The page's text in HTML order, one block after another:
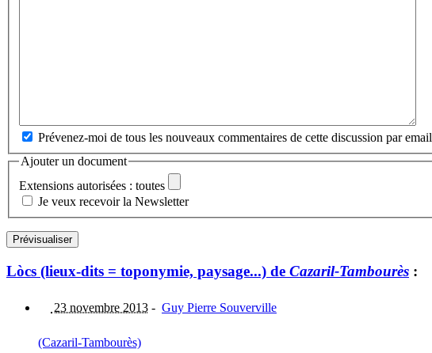
Prévenez-moi de tous les nouveaux commentaires de cette discussion par email
Ajouter un document
Extensions autorisées : toutes
Je veux recevoir la Newsletter
Lòcs (lieux-dits = toponymie, paysage...) de Cazaril-Tambourès :
23 novembre 2013 - Guy Pierre Souverville
(Cazaril-Tambourès)